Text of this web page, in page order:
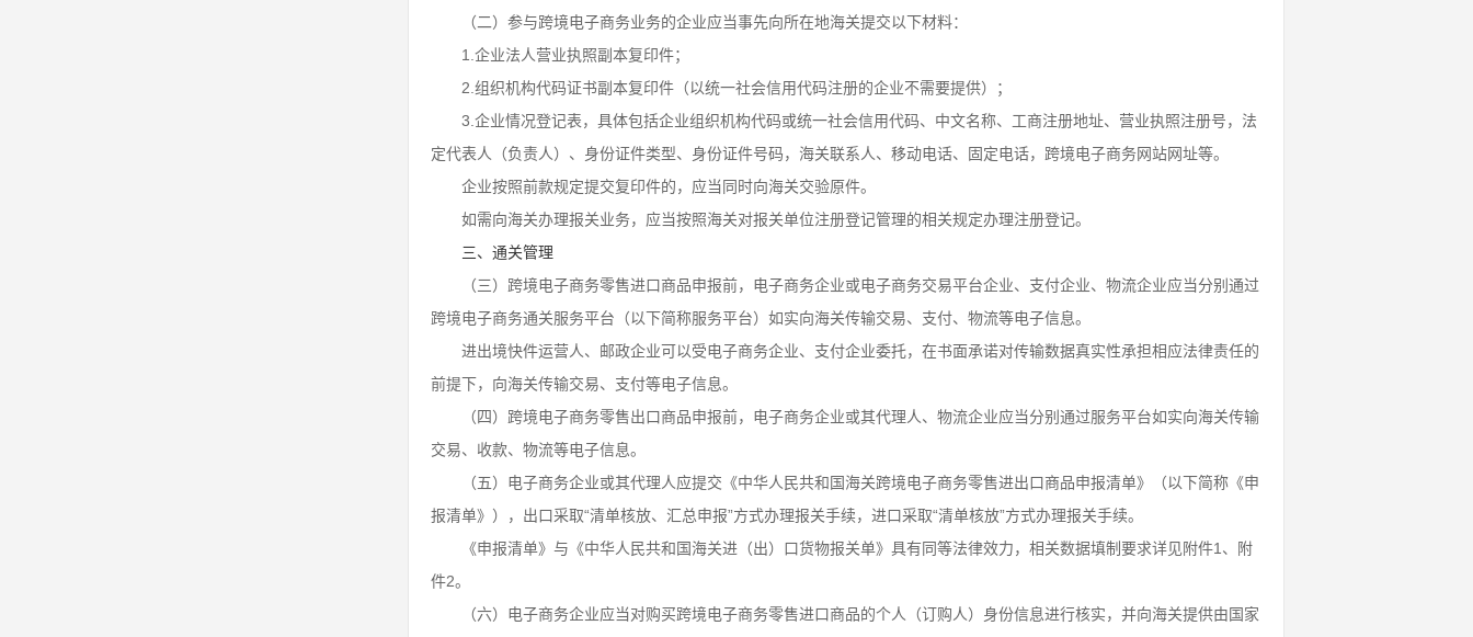
（二）参与跨境电子商务业务的企业应当事先向所在地海关提交以下材料：
1.企业法人营业执照副本复印件；
2.组织机构代码证书副本复印件（以统一社会信用代码注册的企业不需要提供）；
3.企业情况登记表，具体包括企业组织机构代码或统一社会信用代码、中文名称、工商注册地址、营业执照注册号，法
定代表人（负责人）、身份证件类型、身份证件号码，海关联系人、移动电话、固定电话，跨境电子商务网站网址等。
企业按照前款规定提交复印件的，应当同时向海关交验原件。
如需向海关办理报关业务，应当按照海关对报关单位注册登记管理的相关规定办理注册登记。
三、通关管理
（三）跨境电子商务零售进口商品申报前，电子商务企业或电子商务交易平台企业、支付企业、物流企业应当分别通过
跨境电子商务通关服务平台（以下简称服务平台）如实向海关传输交易、支付、物流等电子信息。
进出境快件运营人、邮政企业可以受电子商务企业、支付企业委托，在书面承诺对传输数据真实性承担相应法律责任的
前提下，向海关传输交易、支付等电子信息。
（四）跨境电子商务零售出口商品申报前，电子商务企业或其代理人、物流企业应当分别通过服务平台如实向海关传输
交易、收款、物流等电子信息。
（五）电子商务企业或其代理人应提交《中华人民共和国海关跨境电子商务零售进出口商品申报清单》（以下简称《申
报清单》），出口采取“清单核放、汇总申报”方式办理报关手续，进口采取“清单核放”方式办理报关手续。
《申报清单》与《中华人民共和国海关进（出）口货物报关单》具有同等法律效力，相关数据填制要求详见附件1、附
件2。
（六）电子商务企业应当对购买跨境电子商务零售进口商品的个人（订购人）身份信息进行核实，并向海关提供由国家